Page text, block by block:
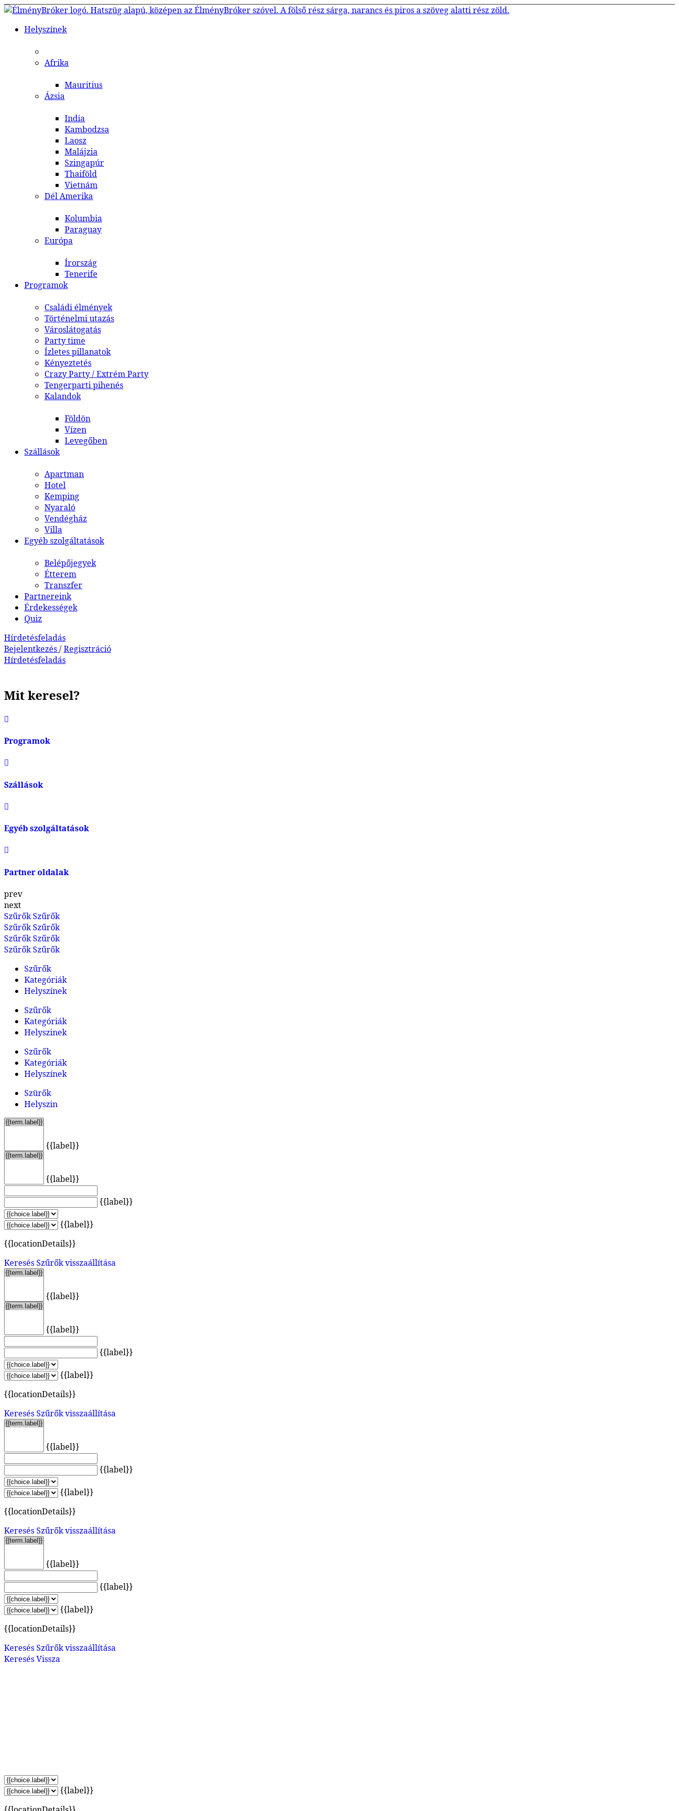
Helyszínek
Afrika
Mauritius
Ázsia
India
Kambodzsa
Laosz
Malájzia
Szingapúr
Thaiföld
Vietnám
Dél Amerika
Kolumbia
Paraguay
Európa
Írország
Tenerife
Programok
Családi élmények
Történelmi utazás
Városlátogatás
Party time
Ízletes pillanatok
Kényeztetés
Crazy Party / Extrém Party
Tengerparti pihenés
Kalandok
Földön
Vízen
Levegőben
Szállások
Apartman
Hotel
Kemping
Nyaraló
Vendégház
Villa
Egyéb szolgáltatások
Belépőjegyek
Étterem
Transzfer
Partnereink
Érdekességek
Quiz
Hírdetésfeladás
Bejelentkezés/Regisztráció
Hírdetésfeladás
Mit keresel?
Programok
Szállások
Egyéb szolgáltatások
Partner oldalak
prev
next
SzűrőkSzűrők
SzűrőkSzűrők
SzűrőkSzűrők
SzűrőkSzűrők
Szűrők
Kategóriák
Helyszínek
Szűrők
Kategóriák
Helyszinek
Szűrők
Kategóriák
Helyszínek
Szürők
Helyszin
{{label}}
{{label}}
{{label}}
{{label}}
{{locationDetails}}
KeresésSzűrők visszaállítása
{{label}}
{{label}}
{{label}}
{{label}}
{{locationDetails}}
KeresésSzűrők visszaállítása
{{label}}
{{label}}
{{label}}
{{locationDetails}}
KeresésSzűrők visszaállítása
{{label}}
{{label}}
{{label}}
{{locationDetails}}
KeresésSzűrők visszaállítása
KeresésVissza
{{label}}